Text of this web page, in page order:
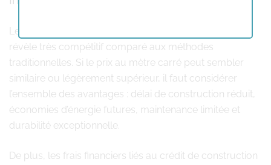
Le coût d’une construction à ossature bois Faimes se
révèle très compétitif comparé aux méthodes
traditionnelles. Si le prix au mètre carré peut sembler
similaire ou légèrement supérieur, il faut considérer
l’ensemble des avantages : délai de construction réduit,
économies d’énergie futures, maintenance limitée et
durabilité exceptionnelle.
De plus, les frais financiers liés au crédit de construction